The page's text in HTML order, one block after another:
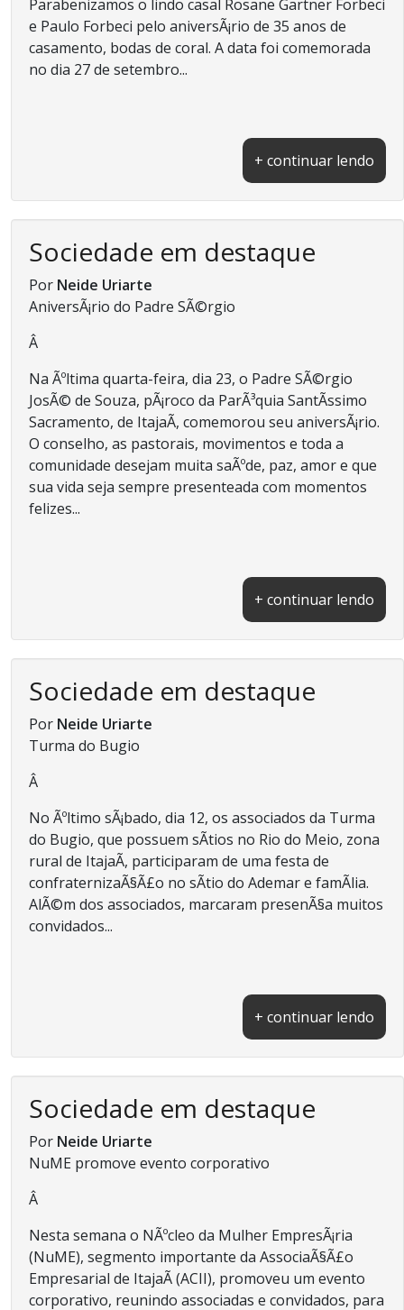
Parabenizamos o lindo casal Rosane Gartner Forbeci
e Paulo Forbeci pelo aniversÃ¡rio de 35 anos de
casamento, bodas de coral. A data foi comemorada
no dia 27 de setembro...
+ continuar lendo
Sociedade em destaque
Por Neide Uriarte
AniversÃ¡rio do Padre SÃ©rgio
Â
Na Ãºltima quarta-feira, dia 23, o Padre SÃ©rgio
JosÃ© de Souza, pÃ¡roco da ParÃ³quia SantÃ­ssimo
Sacramento, de ItajaÃ­, comemorou seu aniversÃ¡rio.
O conselho, as pastorais, movimentos e toda a
comunidade desejam muita saÃºde, paz, amor e que
sua vida seja sempre presenteada com momentos
felizes...
+ continuar lendo
Sociedade em destaque
Por Neide Uriarte
Turma do Bugio
Â
No Ãºltimo sÃ¡bado, dia 12, os associados da Turma
do Bugio, que possuem sÃ­tios no Rio do Meio, zona
rural de ItajaÃ­, participaram de uma festa de
confraternizaÃ§Ã£o no sÃ­tio do Ademar e famÃ­lia.
AlÃ©m dos associados, marcaram presenÃ§a muitos
convidados...
+ continuar lendo
Sociedade em destaque
Por Neide Uriarte
NuME promove evento corporativo
Â
Nesta semana o NÃºcleo da Mulher EmpresÃ¡ria
(NuME), segmento importante da AssociaÃ§Ã£o
Empresarial de ItajaÃ­ (ACII), promoveu um evento
corporativo, reunindo associadas e convidados, para